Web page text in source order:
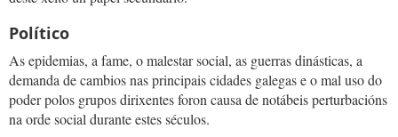
Político
As epidemias, a fame, o malestar social, as guerras dinásticas, a
demanda de cambios nas principais cidades galegas e o mal uso do
poder polos grupos dirixentes foron causa de notábeis perturbacións
na orde social durante estes séculos.